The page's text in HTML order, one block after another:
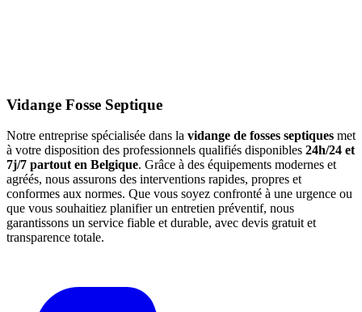
Vidange Fosse Septique
Notre entreprise spécialisée dans la vidange de fosses septiques met
à votre disposition des professionnels qualifiés disponibles 24h/24 et
7j/7 partout en Belgique. Grâce à des équipements modernes et
agréés, nous assurons des interventions rapides, propres et
conformes aux normes. Que vous soyez confronté à une urgence ou
que vous souhaitiez planifier un entretien préventif, nous
garantissons un service fiable et durable, avec devis gratuit et
transparence totale.